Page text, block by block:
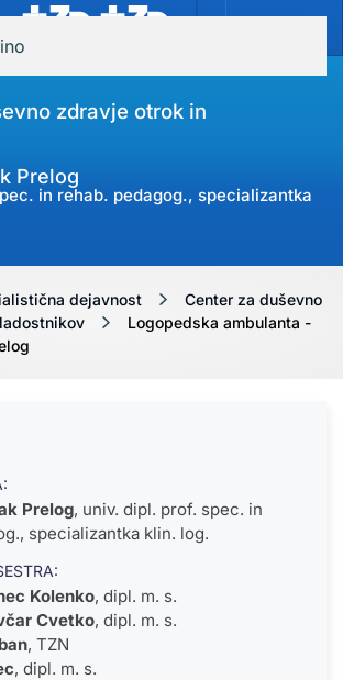
zdravje otrok in
Prelog
in rehab. pedagog., specializantka
dejavnost
Center za duševno
Logopedska ambulanta -
Prelog, univ. dipl. prof. spec. in
specializantka klin. log.
Kolenko, dipl. m. s.
Cvetko, dipl. m. s.
, TZN
, dipl. m. s.